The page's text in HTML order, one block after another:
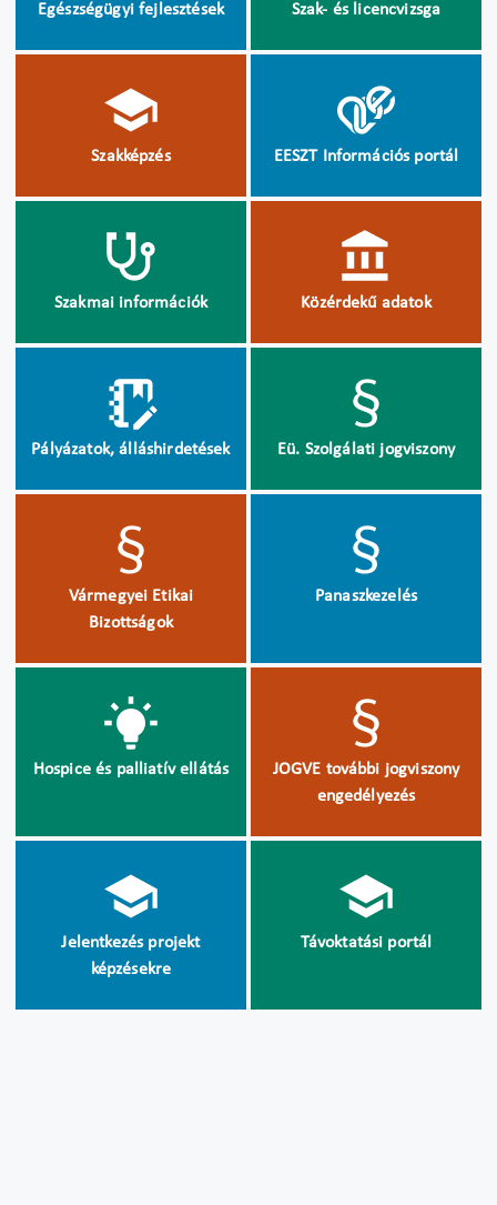
Egészségügyi fejlesztések Szak- és licencvizsga
Szakképzés EESZT Információs portál
Szakmai információk Közérdekű adatok
Pályázatok, álláshirdetések Eü. Szolgálati jogviszony
Vármegyei Etikai
Bizottságok
Panaszkezelés
Hospice és palliatív ellátás
JOGVE további jogviszony
engedélyezés
Jelentkezés projekt
képzésekre
Távoktatási portál